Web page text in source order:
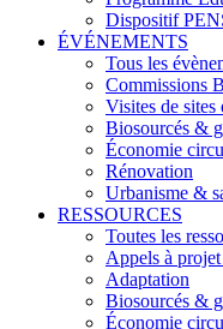
Dispositif
ÉVÉNEMENTS
Tous les
Commissions
Visites de sites
Biosourcés &
Économie
Rénovation
Urbanisme &
RESSOURCES
Toutes les
Appels à
Adaptation
Biosourcés &
Économie